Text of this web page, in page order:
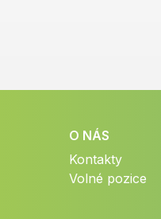
O NÁS
Kontakty
Volné pozice